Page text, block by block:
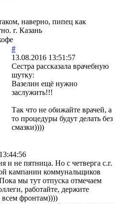
наверно, пипец как
г. Казань
#
13.08.2016 13:51:57
Сестра рассказала врачебную
шутку:
Вазелин ещё нужно
заслужить!!!
Так что не обижайте врачей, а
то процедуры будут делать без
смазки))))
и не пятница. Но с четверга с.г.
кампании коммунальщиков
мы тут отпуска отмечаем
работайте, держите
фронтам))))